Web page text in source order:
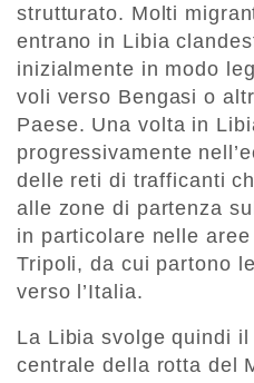
strutturato. Molti
entrano in Libia
inizialmente in modo
voli verso Bengasi o
Paese. Una volta in
progressivamente
delle reti di trafficanti
alle zone di partenza
in particolare nelle
Tripoli, da cui partono
verso l’Italia.
La Libia svolge quindi il
centrale della rotta del